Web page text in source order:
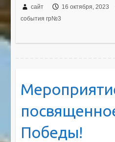
сайт 16 октября, 2023
события гр№3
Победы!